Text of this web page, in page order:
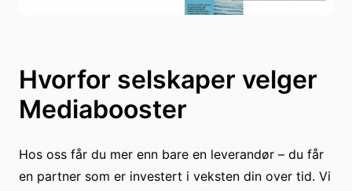
Hvorfor selskaper velger
Mediabooster
Hos oss får du mer enn bare en leverandør – du får
en partner som er investert i veksten din over tid. Vi